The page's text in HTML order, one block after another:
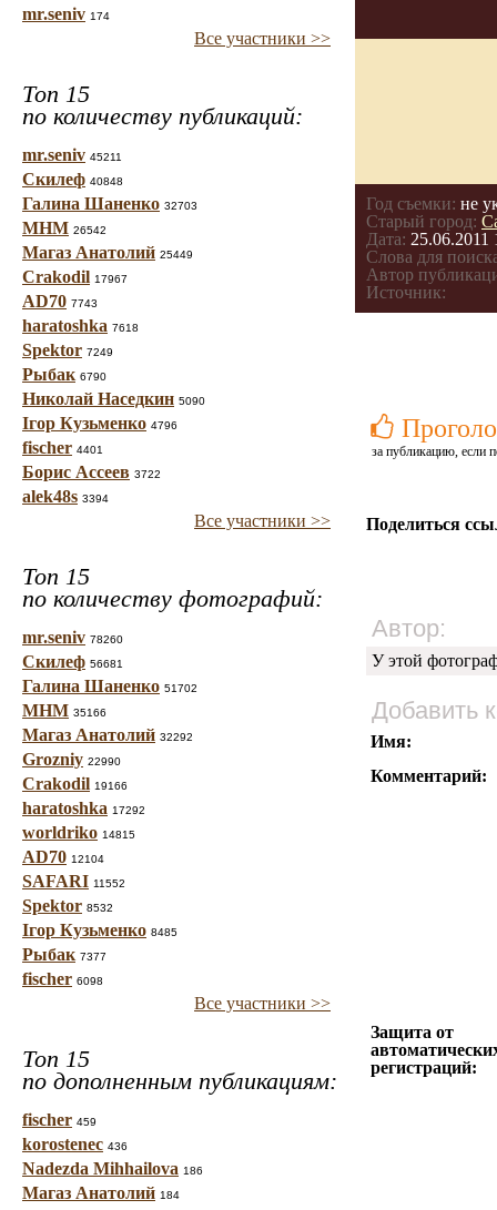
mr.seniv 174
Все участники >>
Топ 15
по количеству публикаций:
mr.seniv 45211
Скилеф 40848
Галина Шаненко 32703
МНМ 26542
Магаз Анатолий 25449
Crakodil 17967
AD70 7743
haratoshka 7618
Spektor 7249
Рыбак 6790
Николай Наседкин 5090
Ігор Кузьменко 4796
fischer 4401
Борис Ассеев 3722
alek48s 3394
Все участники >>
Топ 15
по количеству фотографий:
mr.seniv 78260
Скилеф 56681
Галина Шаненко 51702
МНМ 35166
Магаз Анатолий 32292
Grozniy 22990
Crakodil 19166
haratoshka 17292
worldriko 14815
AD70 12104
SAFARI 11552
Spektor 8532
Ігор Кузьменко 8485
Рыбак 7377
fischer 6098
Все участники >>
Топ 15
по дополненным публикациям:
fischer 459
korostenec 436
Nadezda Mihhailova 186
Магаз Анатолий 184
Год съемки: не
Старый город:
Дата: 25.06.2011
Слова для
Автор
Источник:
за публикацию, если
Поделиться
Автор:
У этой
Добавить
Имя:
Комментарий:
Защита от
регистраций: